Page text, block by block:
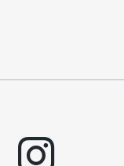
instagram